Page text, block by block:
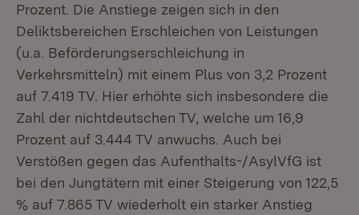
Prozent. Die Anstiege zeigen sich in den
Deliktsbereichen Erschleichen von Leistungen
(u.a. Beförderungserschleichung in
Verkehrsmitteln) mit einem Plus von 3,2 Prozent
auf 7.419 TV. Hier erhöhte sich insbesondere die
Zahl der nichtdeutschen TV, welche um 16,9
Prozent auf 3.444 TV anwuchs. Auch bei
Verstößen gegen das Aufenthalts-/AsylVfG ist
bei den Jungtätern mit einer Steigerung von 122,5
% auf 7.865 TV wiederholt ein starker Anstieg